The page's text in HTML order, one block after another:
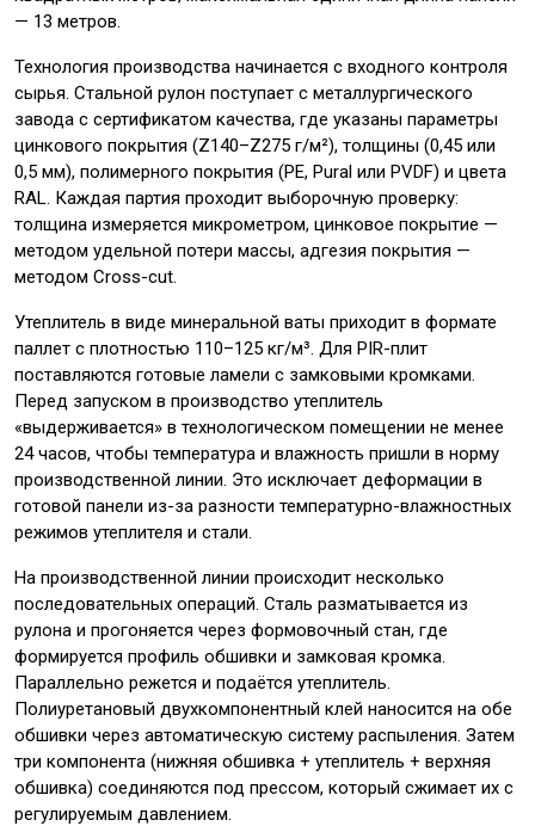
— 13 метров.
Технология производства начинается с входного контроля
сырья. Стальной рулон поступает с металлургического
завода с сертификатом качества, где указаны параметры
цинкового покрытия (Z140–Z275 г/м²), толщины (0,45 или
0,5 мм), полимерного покрытия (PE, Pural или PVDF) и цвета
RAL. Каждая партия проходит выборочную проверку:
толщина измеряется микрометром, цинковое покрытие —
методом удельной потери массы, адгезия покрытия —
методом Cross-cut.
Утеплитель в виде минеральной ваты приходит в формате
паллет с плотностью 110–125 кг/м³. Для PIR-плит
поставляются готовые ламели с замковыми кромками.
Перед запуском в производство утеплитель
«выдерживается» в технологическом помещении не менее
24 часов, чтобы температура и влажность пришли в норму
производственной линии. Это исключает деформации в
готовой панели из-за разности температурно-влажностных
режимов утеплителя и стали.
На производственной линии происходит несколько
последовательных операций. Сталь разматывается из
рулона и прогоняется через формовочный стан, где
формируется профиль обшивки и замковая кромка.
Параллельно режется и подаётся утеплитель.
Полиуретановый двухкомпонентный клей наносится на обе
обшивки через автоматическую систему распыления. Затем
три компонента (нижняя обшивка + утеплитель + верхняя
обшивка) соединяются под прессом, который сжимает их с
регулируемым давлением.